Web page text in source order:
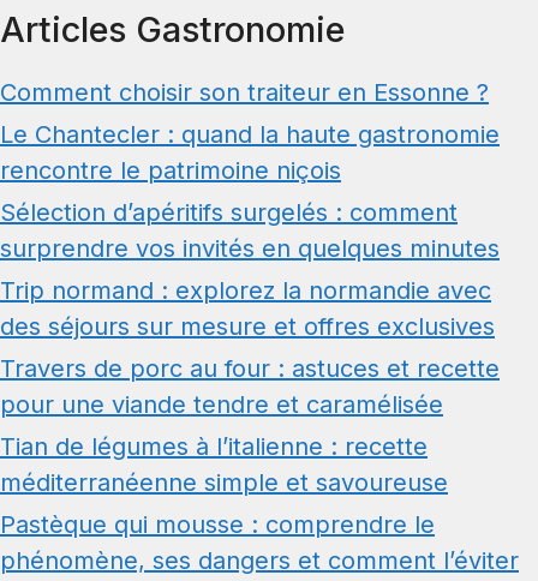
Articles Gastronomie
Comment choisir son traiteur en Essonne ?
Le Chantecler : quand la haute gastronomie
rencontre le patrimoine niçois
Sélection d’apéritifs surgelés : comment
surprendre vos invités en quelques minutes
Trip normand : explorez la normandie avec
des séjours sur mesure et offres exclusives
Travers de porc au four : astuces et recette
pour une viande tendre et caramélisée
Tian de légumes à l’italienne : recette
méditerranéenne simple et savoureuse
Pastèque qui mousse : comprendre le
phénomène, ses dangers et comment l’éviter